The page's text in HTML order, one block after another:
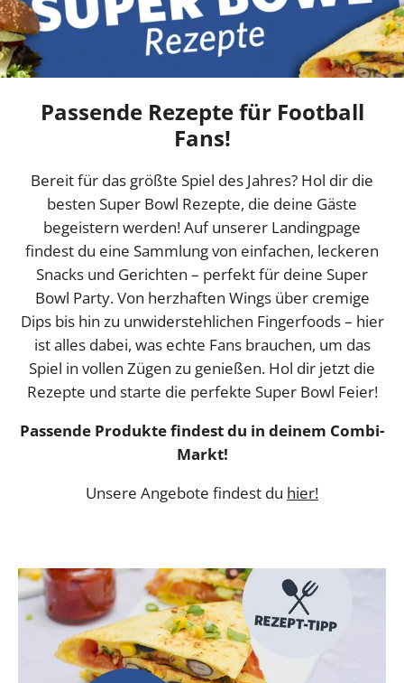
Passende Rezepte für Football
Fans!
Bereit für das größte Spiel des Jahres? Hol dir die
besten Super Bowl Rezepte, die deine Gäste
begeistern werden! Auf unserer Landingpage
findest du eine Sammlung von einfachen, leckeren
Snacks und Gerichten – perfekt für deine Super
Bowl Party. Von herzhaften Wings über cremige
Dips bis hin zu unwiderstehlichen Fingerfoods – hier
ist alles dabei, was echte Fans brauchen, um das
Spiel in vollen Zügen zu genießen. Hol dir jetzt die
Rezepte und starte die perfekte Super Bowl Feier!
Passende Produkte findest du in deinem Combi-
Markt!
Unsere Angebote findest du hier!